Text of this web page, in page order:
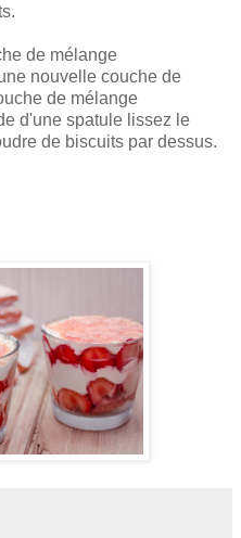
de mélange
nouvelle couche de
de mélange
d'une spatule lissez le
de biscuits par dessus.